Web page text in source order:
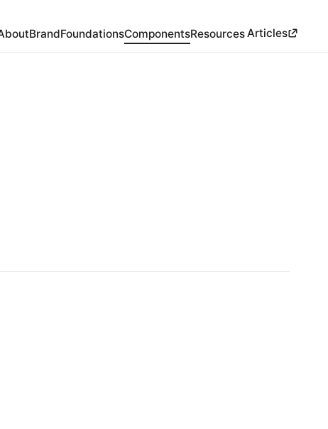
BrandFoundationsComponentsResourcesArticles